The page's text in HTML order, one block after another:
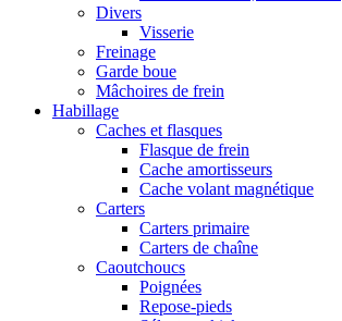
Divers
Visserie
Freinage
Garde boue
Mâchoires de frein
Habillage
Caches et flasques
Flasque de frein
Cache amortisseurs
Cache volant magnétique
Carters
Carters primaire
Carters de chaîne
Caoutchoucs
Poignées
Repose-pieds